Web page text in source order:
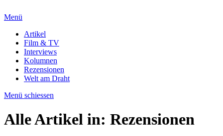
Menü
Artikel
Film & TV
Interviews
Kolumnen
Rezensionen
Welt am Draht
Menü schiessen
Alle Artikel in: Rezensionen